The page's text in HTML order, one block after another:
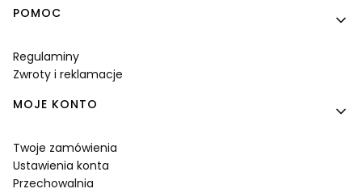
Linki w stopce
POMOC
Regulaminy
Zwroty i reklamacje
MOJE KONTO
Twoje zamówienia
Ustawienia konta
Przechowalnia